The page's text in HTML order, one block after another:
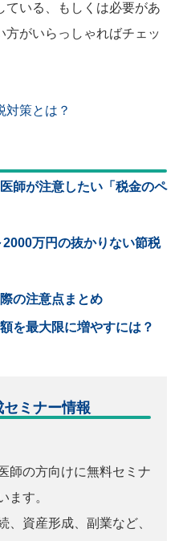
ている、もしくは必要があ
方がいらっしゃればチェッ
対策とは？
師が注意したい「税金のペ
万円の抜かりない節税
の注意点まとめ
を最大限に増やすには？
ミナー情報
師の方向けに無料セミナ
ます。
、資産形成、副業など、